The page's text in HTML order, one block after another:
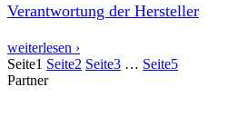
Verantwortung der Hersteller
weiterlesen ›
Seite1 Seite2 Seite3 … Seite5
Partner